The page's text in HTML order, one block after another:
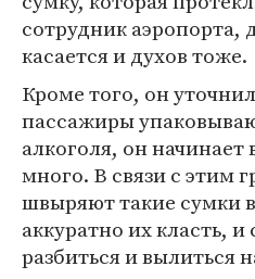
сотрудник аэропорта,
касается и духов тоже.
Кроме того, он
пассажиры
алкоголя, он
много. В связи с этим
швыряют такие сумки
аккуратно их класть,
разбиться и вылиться